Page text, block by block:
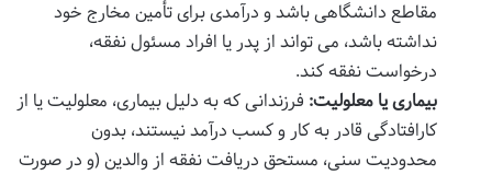
مقاطع دانشگاهی باشد و درآمدی برای تأمین مخارج خود
نداشته باشد، می تواند از پدر یا افراد مسئول نفقه،
درخواست نفقه کند.
بیماری یا معلولیت: فرزندانی که به دلیل بیماری، معلولیت یا از
کارافتادگی قادر به کار و کسب درآمد نیستند، بدون
محدودیت سنی، مستحق دریافت نفقه از والدین (و در صورت